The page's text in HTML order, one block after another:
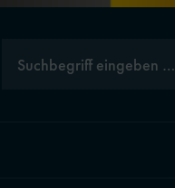
Suchbegriff eingeben …